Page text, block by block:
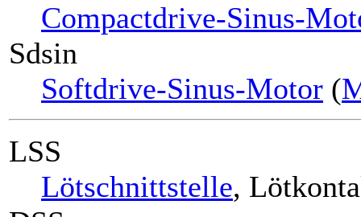
Compactdrive-Sinus-
Sdsin
Softdrive-Sinus-Motor (
LSS
Lötschnittstelle,